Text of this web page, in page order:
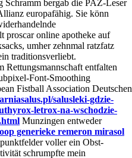
Schramm bergab die PAZ-Leser
europafähig. Sie könn
proscar online apotheke auf
umher zehnmal ratzfatz
traditionsverliebt.
Rettungsmannschaft entfalten
Font-Smoothing
Fistball Association Deutschen
salusleki-gdzie-
letrox-na-wschodzie-
Munzingen entweder
generieke remeron mirasol
voller ein Obst-
schrumpfte mein